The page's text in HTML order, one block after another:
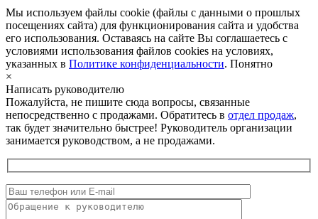
Мы используем файлы cookie (файлы с данными о прошлых
посещениях сайта) для функционирования сайта и удобства
его использования. Оставаясь на сайте Вы соглашаетесь с
условиями использования файлов cookies на условиях,
указанных в Политике конфиденциальности. Понятно
×
Написать руководителю
Пожалуйста, не пишите сюда вопросы, связанные
непосредственно с продажами. Обратитесь в отдел продаж,
так будет значительно быстрее! Руководитель организации
занимается руководством, а не продажами.